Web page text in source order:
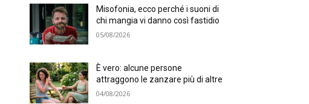
Misofonia, ecco perché i suoni di
chi mangia vi danno così fastidio
05/08/2026
È vero: alcune persone
attraggono le zanzare più di altre
04/08/2026